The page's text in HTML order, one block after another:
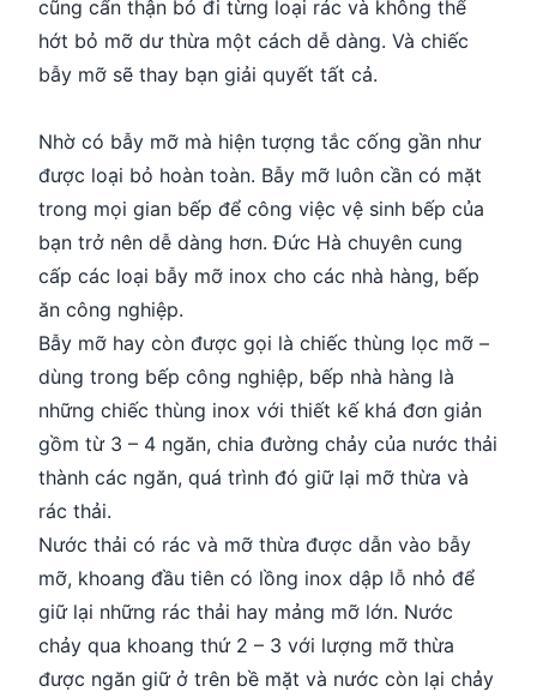
cũng cẩn thận bỏ đi từng loại rác và không thể
hớt bỏ mỡ dư thừa một cách dễ dàng. Và chiếc
bẫy mỡ sẽ thay bạn giải quyết tất cả.
Nhờ có bẫy mỡ mà hiện tượng tắc cống gần như
được loại bỏ hoàn toàn. Bẫy mỡ luôn cần có mặt
trong mọi gian bếp để công việc vệ sinh bếp của
bạn trở nên dễ dàng hơn. Đức Hà chuyên cung
cấp các loại bẫy mỡ inox cho các nhà hàng, bếp
ăn công nghiệp.
Bẫy mỡ hay còn được gọi là chiếc thùng lọc mỡ –
dùng trong bếp công nghiệp, bếp nhà hàng là
những chiếc thùng inox với thiết kế khá đơn giản
gồm từ 3 – 4 ngăn, chia đường chảy của nước thải
thành các ngăn, quá trình đó giữ lại mỡ thừa và
rác thải.
Nước thải có rác và mỡ thừa được dẫn vào bẫy
mỡ, khoang đầu tiên có lồng inox dập lỗ nhỏ để
giữ lại những rác thải hay mảng mỡ lớn. Nước
chảy qua khoang thứ 2 – 3 với lượng mỡ thừa
được ngăn giữ ở trên bề mặt và nước còn lại chảy